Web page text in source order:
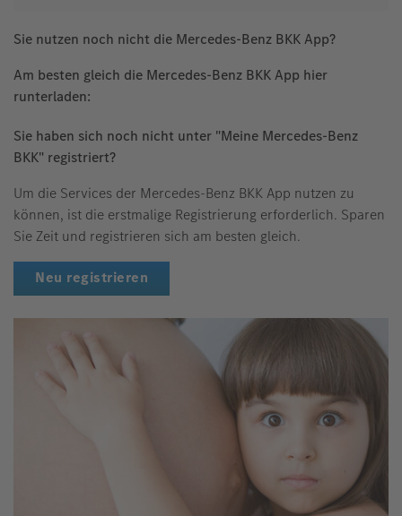
Sie nutzen noch nicht die Mercedes-Benz BKK App?
Am besten gleich die Mercedes-Benz BKK App hier
runterladen:
Sie haben sich noch nicht unter "Meine Mercedes-Benz
BKK" registriert?
Um die Services der Mercedes-Benz BKK App nutzen zu
können, ist die erstmalige Registrierung erforderlich. Sparen
Sie Zeit und registrieren sich am besten gleich.
Neu registrieren